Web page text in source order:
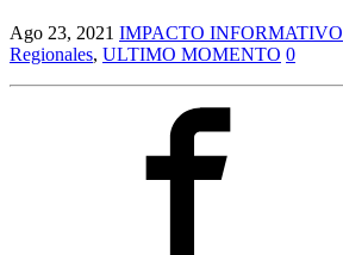
Ago 23, 2021 IMPACTO INFORMATIVO
Regionales, ULTIMO MOMENTO 0